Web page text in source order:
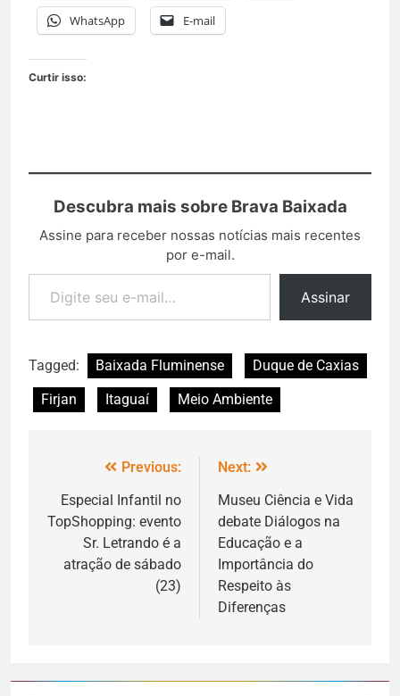
WhatsApp E-mail
Curtir isso:
Descubra mais sobre Brava Baixada
Assine para receber nossas notícias mais recentes
por e-mail.
Assinar
Tagged: Baixada Fluminense
Duque de Caxias
Firjan
Itaguaí Meio Ambiente
Previous:
Especial Infantil no
TopShopping: evento
Sr. Letrando é a
atração de sábado
(23)
Next:
Museu Ciência e Vida
debate Diálogos na
Educação e a
Importância do
Respeito às
Diferenças